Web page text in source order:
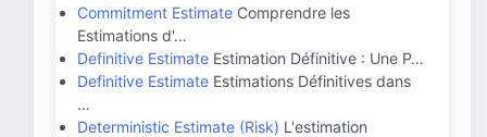
Commitment Estimate Comprendre les
Estimations d'…
Definitive Estimate Estimation Définitive : Une P…
Definitive Estimate Estimations Définitives dans
…
Deterministic Estimate (Risk) L'estimation